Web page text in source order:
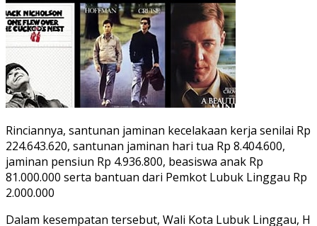
Rinciannya, santunan jaminan kecelakaan kerja senilai Rp
224.643.620, santunan jaminan hari tua Rp 8.404.600,
jaminan pensiun Rp 4.936.800, beasiswa anak Rp
81.000.000 serta bantuan dari Pemkot Lubuk Linggau Rp
2.000.000
Dalam kesempatan tersebut, Wali Kota Lubuk Linggau, H